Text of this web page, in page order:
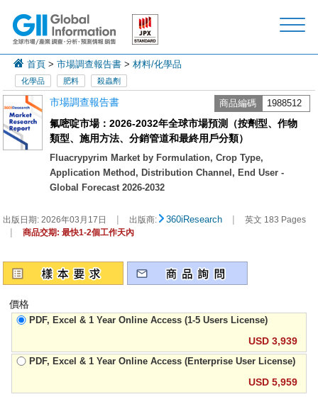
首頁 >市場調查報告書 >材料/化學品
化學品 肥料 殺蟲劑
市場調查報告書 商品編碼 1988512
氟嘧啶市場：2026-2032年全球市場預測（按劑型、作物
類型、施用方法、分銷管道和最終用戶分類）
Fluacrypyrim Market by Formulation, Crop Type,
Application Method, Distribution Channel, End User -
Global Forecast 2026-2032
出版日期:2026年03月17日 | 出版商: 360iResearch | 英文 183 Pages
| 商品交期: 最快1-2個工作天內
價格
PDF, Excel & 1 Year Online Access (1-5 Users License)
USD 3,939
PDF, Excel & 1 Year Online Access (Enterprise User License)
USD 5,959